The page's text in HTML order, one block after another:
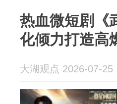
热血微短剧《
化倾力打造高
大湖观点 2026-07-25